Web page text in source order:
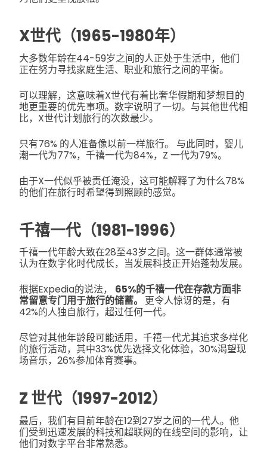
X世代（1965-1980年）
大多数年龄在44-59岁之间的人正处于生活中，他们
正在努力寻找家庭生活、职业和旅行之间的平衡。
可以理解，这意味着X世代有着比奢华假期和梦想目的
地更重要的优先事项。数字说明了一切。与其他世代相
比，X世代计划旅行的次数最少。
只有76% 的人准备像以前一样旅行。 与此同时，婴儿
潮一代为77%，千禧一代为84%，Z 一代为79%。
由于X一代似乎被责任淹没，这可能解释了为什么78%
的他们在旅行时希望得到照顾的感觉。
千禧一代（1981-1996）
千禧一代年龄大致在28至43岁之间。这一群体通常被
认为在数字化时代成长，当发展科技正开始蓬勃发展。
根据Expedia的说法， 65%的千禧一代在存款方面非
常留意专门用于旅行的储蓄。 更令人惊讶的是，有
42%的人独自旅行，超过任何一代。
尽管对其他年龄段可能适用，千禧一代尤其追求多样化
的旅行活动，其中33%优先选择文化体验，30%渴望现
场音乐，26%参加体育赛事。
Z 世代（1997-2012）
最后，我们有目前年龄在12到27岁之间的一代人。他
们受到迅速发展的科技和超联网的在线空间的影响，让
他们对数字平台非常熟悉。